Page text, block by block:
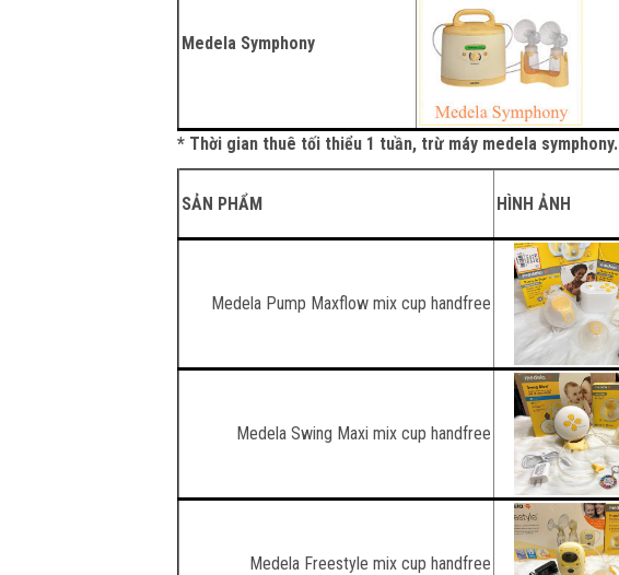
Medela Symphony
* Thời gian thuê tối thiểu 1 tuần, trừ máy medela symphony.
SẢN PHẨM HÌNH ẢNH
Medela Pump Maxflow mix cup handfree
Medela Swing Maxi mix cup handfree
Medela Freestyle mix cup handfree